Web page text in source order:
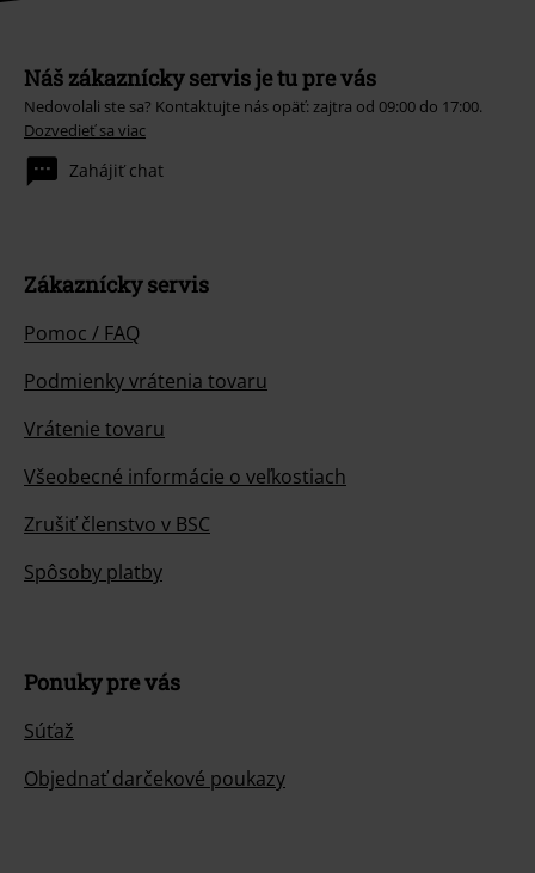
Náš zákaznícky servis je tu pre vás
Nedovolali ste sa? Kontaktujte nás opäť: zajtra od 09:00 do 17:00.
Dozvedieť sa viac
Zahájiť chat
Zákaznícky servis
Pomoc / FAQ
Podmienky vrátenia tovaru
Vrátenie tovaru
Všeobecné informácie o veľkostiach
Zrušiť členstvo v BSC
Spôsoby platby
Ponuky pre vás
Súťaž
Objednať darčekové poukazy